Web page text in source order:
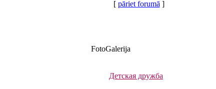
[ pāriet forumā ]
FotoGalerija
Детская дружба